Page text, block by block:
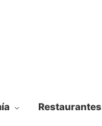
Restaurantes